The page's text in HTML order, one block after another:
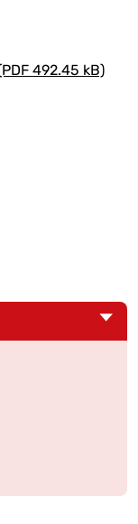
492.45 kB)